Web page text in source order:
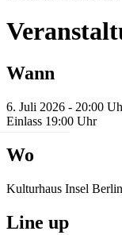
Wann
6. Juli 2026 - 20:00
Einlass 19:00 Uhr
Wo
Kulturhaus Insel
Line up